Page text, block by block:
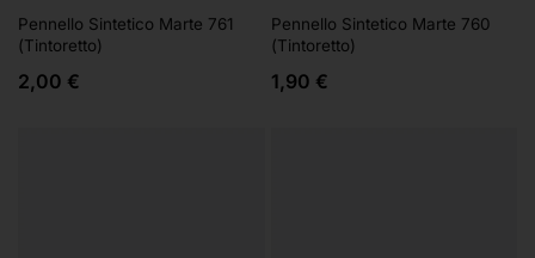
Pennello Sintetico Marte 761
(Tintoretto)
2,00 €
Pennello Sintetico Marte 760
(Tintoretto)
1,90 €